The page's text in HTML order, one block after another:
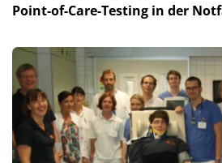
Point-of-Care-Testing in der